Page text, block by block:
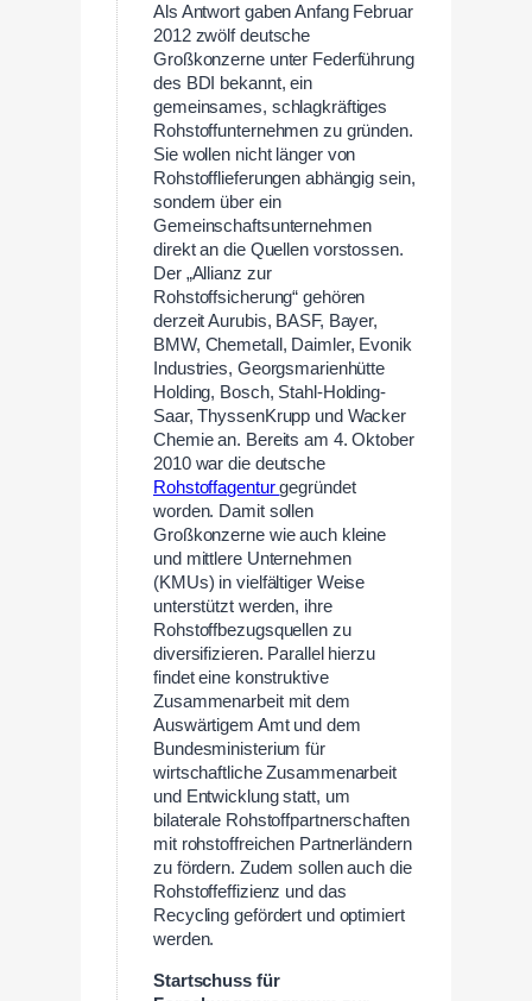
Als Antwort gaben Anfang Februar
2012 zwölf deutsche
Großkonzerne unter Federführung
des BDI bekannt, ein
gemeinsames, schlagkräftiges
Rohstoffunternehmen zu gründen.
Sie wollen nicht länger von
Rohstofflieferungen abhängig sein,
sondern über ein
Gemeinschaftsunternehmen
direkt an die Quellen vorstossen.
Der „Allianz zur
Rohstoffsicherung“ gehören
derzeit Aurubis, BASF, Bayer,
BMW, Chemetall, Daimler, Evonik
Industries, Georgsmarienhütte
Holding, Bosch, Stahl-Holding-
Saar, ThyssenKrupp und Wacker
Chemie an. Bereits am 4. Oktober
2010 war die deutsche
Rohstoffagenturgegründet
worden. Damit sollen
Großkonzerne wie auch kleine
und mittlere Unternehmen
(KMUs) in vielfältiger Weise
unterstützt werden, ihre
Rohstoffbezugsquellen zu
diversifizieren. Parallel hierzu
findet eine konstruktive
Zusammenarbeit mit dem
Auswärtigem Amt und dem
Bundesministerium für
wirtschaftliche Zusammenarbeit
und Entwicklung statt, um
bilaterale Rohstoffpartnerschaften
mit rohstoffreichen Partnerländern
zu fördern. Zudem sollen auch die
Rohstoffeffizienz und das
Recycling gefördert und optimiert
werden.
Startschuss für